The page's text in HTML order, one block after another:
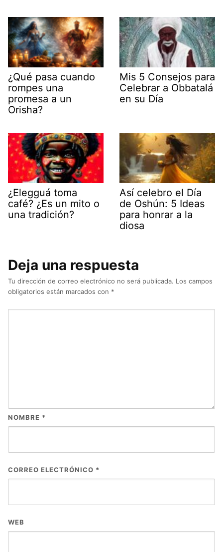
¿Qué pasa cuando
rompes una
promesa a un
Orisha?
Mis 5 Consejos para
Celebrar a Obbatalá
en su Día
¿Elegguá toma
café? ¿Es un mito o
una tradición?
Así celebro el Día
de Oshún: 5 Ideas
para honrar a la
diosa
Deja una respuesta
Tu dirección de correo electrónico no será publicada. Los campos
obligatorios están marcados con *
NOMBRE *
CORREO ELECTRÓNICO *
WEB